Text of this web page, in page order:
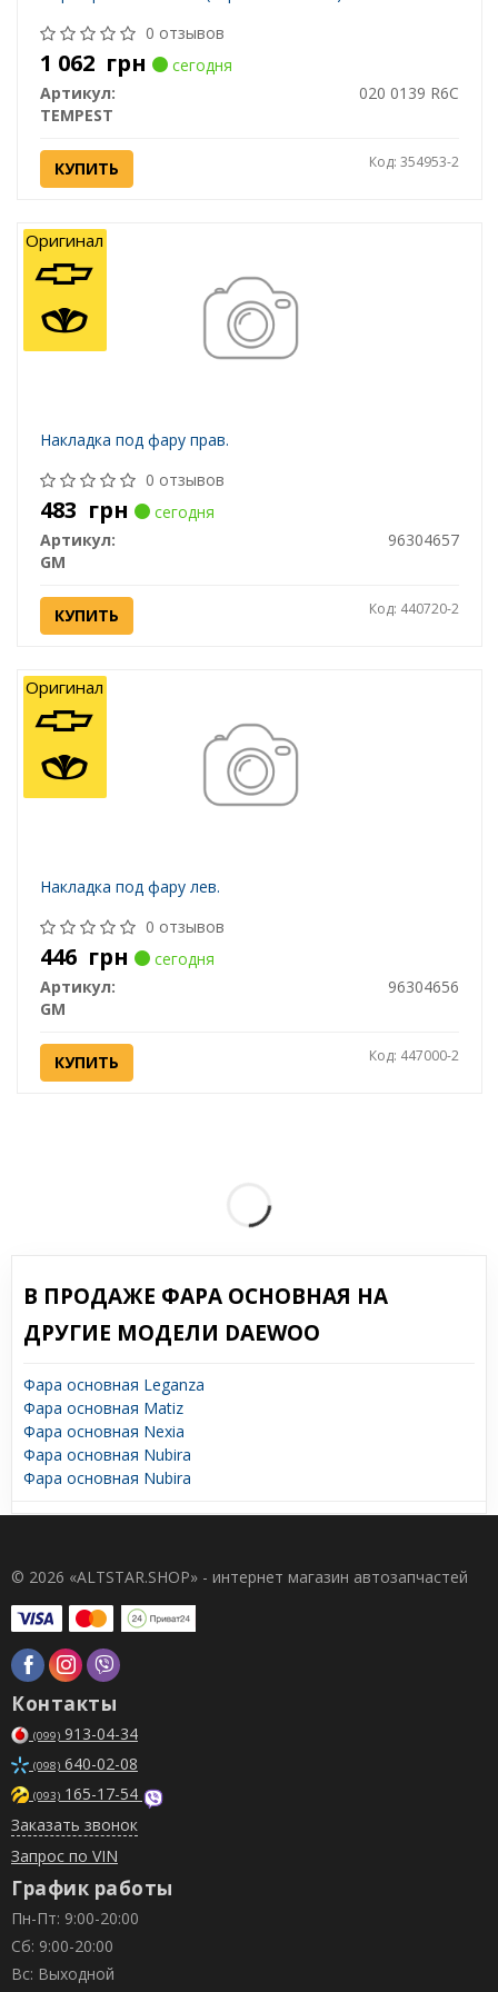
0 отзывов
1 062 грн
сегодня
Артикул:
020 0139 R6C
TEMPEST
КУПИТЬ Код: 354953-2
Накладка под фару прав.
0 отзывов
483 грн
сегодня
Артикул:
96304657
GM
КУПИТЬ Код: 440720-2
Оригинал
Накладка под фару лев.
0 отзывов
446 грн
сегодня
Артикул:
96304656
GM
КУПИТЬ Код: 447000-2
Оригинал
В ПРОДАЖЕ ФАРА ОСНОВНАЯ НА
ДРУГИЕ МОДЕЛИ DAEWOO
Фара основная Leganza
Фара основная Matiz
Фара основная Nexia
Фара основная Nubira
Фара основная Nubira
© 2026 «ALTSTAR.SHOP» - интернет магазин автозапчастей
Контакты
(099) 913-04-34
(098) 640-02-08
(093) 165-17-54
Заказать звонок
Запрос по VIN
График работы
Пн-Пт: 9:00-20:00
Сб: 9:00-20:00
Вс: Выходной